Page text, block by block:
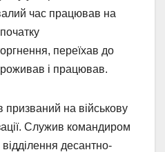
час працював на
переїхав до
і працював.
призваний на військову
Служив командиром
десантно-